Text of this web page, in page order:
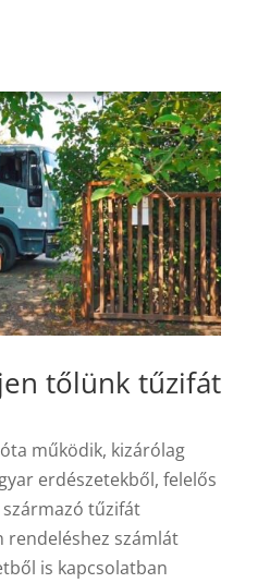
tőlünk tűzifát
működik, kizárólag
erdészetekből, felelős
tűzifát
rendeléshez számlát
is kapcsolatban